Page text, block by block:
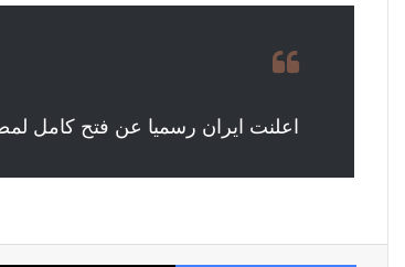
اعلنت ايران رسميا عن فتح كامل
فيسبوك